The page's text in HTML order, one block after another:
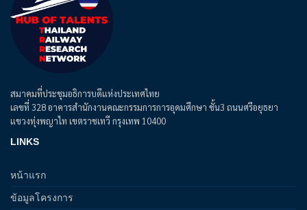
สมาคมที่ประชุมอธิการบดีแห่งประเทศไทย
เลขที่ 328 อาคารสำนักงานคณะกรรมการการอุดมศึกษา ชั้น3 ถนนศรีอยุธยา
แขวงทุ่งพญาไท เขตราชเทวี กรุงเทพ 10400
LINKS
หน้าแรก
ข้อมูลโครงการ